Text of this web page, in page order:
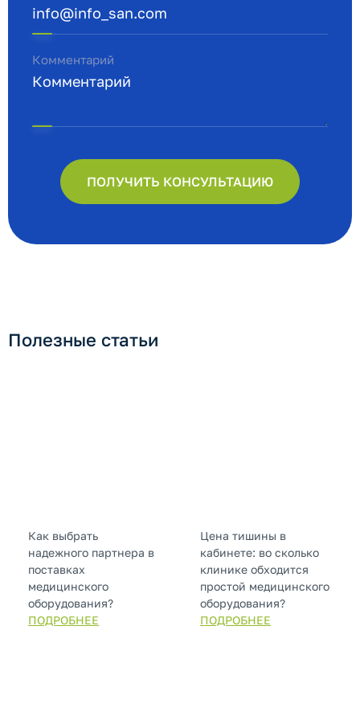
Комментарий
ПОЛУЧИТЬ КОНСУЛЬТАЦИЮ
Полезные статьи
Как выбрать
надежного партнера в
поставках
медицинского
оборудования?
ПОДРОБНЕЕ
Цена тишины в
кабинете: во сколько
клинике обходится
простой медицинского
оборудования?
ПОДРОБНЕЕ